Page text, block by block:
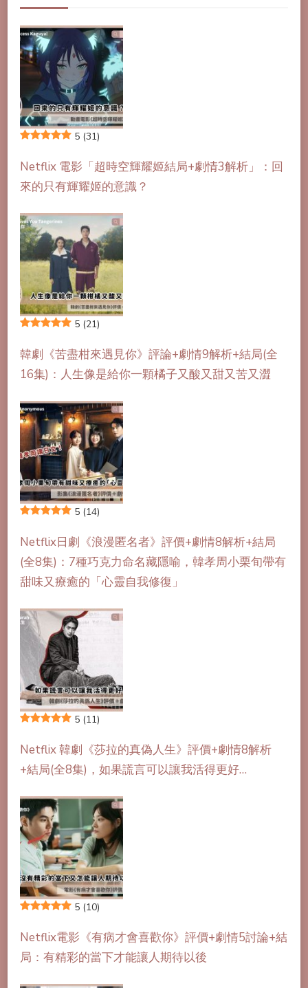
5 (31)
Netflix 電影「超時空輝耀姬結局+劇情3解析」：回
來的只有輝耀姬的意識？
5 (21)
韓劇《苦盡柑來遇見你》評論+劇情9解析+結局(全
16集)：人生像是給你一顆橘子又酸又甜又苦又澀
5 (14)
Netflix日劇《浪漫匿名者》評價+劇情8解析+結局
(全8集)：7種巧克力命名藏隱喻，韓孝周小栗旬帶有
甜味又療癒的「心靈自我修復」
5 (11)
Netflix 韓劇《莎拉的真偽人生》評價+劇情8解析
+結局(全8集)，如果謊言可以讓我活得更好…
5 (10)
Netflix電影《有病才會喜歡你》評價+劇情5討論+結
局：有精彩的當下才能讓人期待以後